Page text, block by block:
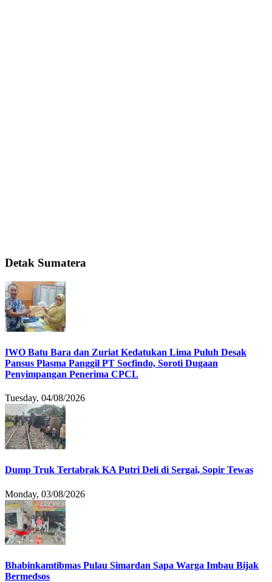
Detak Sumatera
IWO Batu Bara dan Zuriat Kedatukan Lima Puluh Desak
Pansus Plasma Panggil PT Socfindo, Soroti Dugaan
Penyimpangan Penerima CPCL
Tuesday, 04/08/2026
Dump Truk Tertabrak KA Putri Deli di Sergai, Sopir Tewas
Monday, 03/08/2026
Bhabinkamtibmas Pulau Simardan Sapa Warga Imbau Bijak
Bermedsos